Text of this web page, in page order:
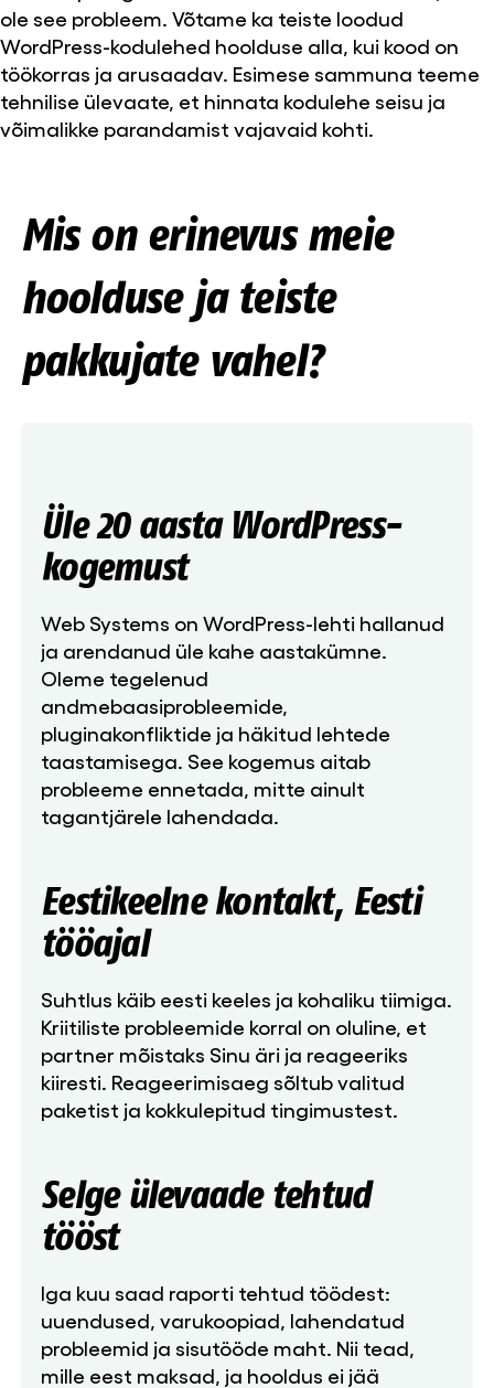
ole see probleem. Võtame ka teiste loodud
WordPress-kodulehed hoolduse alla, kui kood on
töökorras ja arusaadav. Esimese sammuna teeme
tehnilise ülevaate, et hinnata kodulehe seisu ja
võimalikke parandamist vajavaid kohti.
Mis on erinevus meie
hoolduse ja teiste
pakkujate vahel?
Üle 20 aasta WordPress-
kogemust
Web Systems on WordPress-lehti hallanud
ja arendanud üle kahe aastakümne.
Oleme tegelenud
andmebaasiprobleemide,
pluginakonfliktide ja häkitud lehtede
taastamisega. See kogemus aitab
probleeme ennetada, mitte ainult
tagantjärele lahendada.
Eestikeelne kontakt, Eesti
tööajal
Suhtlus käib eesti keeles ja kohaliku tiimiga.
Kriitiliste probleemide korral on oluline, et
partner mõistaks Sinu äri ja reageeriks
kiiresti. Reageerimisaeg sõltub valitud
paketist ja kokkulepitud tingimustest.
Selge ülevaade tehtud
tööst
Iga kuu saad raporti tehtud töödest:
uuendused, varukoopiad, lahendatud
probleemid ja sisutööde maht. Nii tead,
mille eest maksad, ja hooldus ei jää